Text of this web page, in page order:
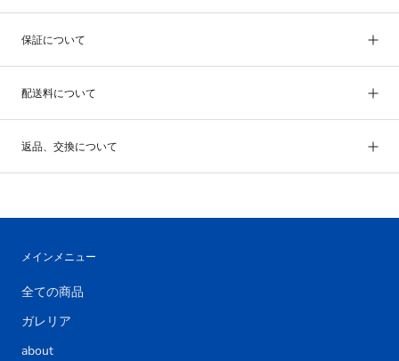
保証について
配送料について
返品、交換について
メインメニュー
全ての商品
ガレリア
about